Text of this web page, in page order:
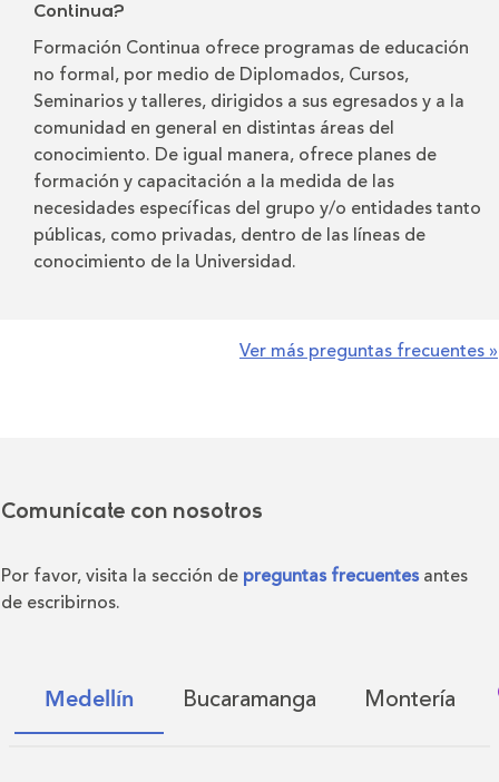
Continua?
Formación Continua ofrece programas de educación
no formal, por medio de Diplomados, Cursos,
Seminarios y talleres, dirigidos a sus egresados y a la
comunidad en general en distintas áreas del
conocimiento. De igual manera, ofrece planes de
formación y capacitación a la medida de las
necesidades específicas del grupo y/o entidades tanto
públicas, como privadas, dentro de las líneas de
conocimiento de la Universidad.
Ver más preguntas frecuentes »
Comunícate con nosotros
Por favor, visita la sección de preguntas frecuentes antes
de escribirnos.
Medellín Bucaramanga Montería